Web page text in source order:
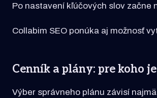
Po nastavení kľúčových slov
Collabim SEO ponúka aj možnosť
Cenník a plány: pre koho
Výber správneho plánu závisí